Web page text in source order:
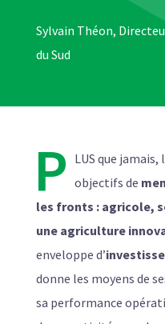
Sylvain Théon,
du Sud
P LUS que
objectifs de
les fronts : agricole,
une agriculture
enveloppe d’
donne les moyens de
sa performance